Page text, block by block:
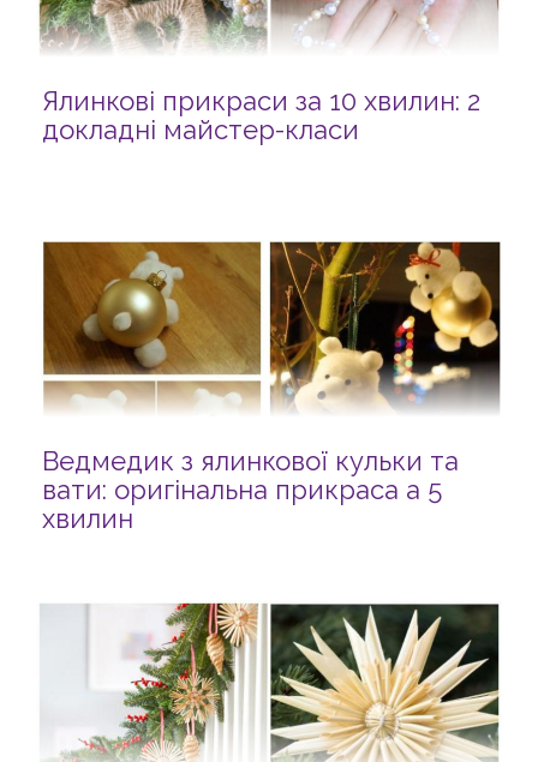
Ялинкові прикраси за 10 хвилин: 2
докладні майстер-класи
Ведмедик з ялинкової кульки та
вати: оригінальна прикраса а 5
хвилин